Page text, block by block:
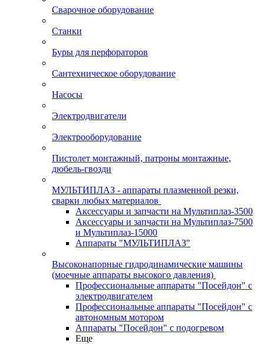
Сварочное оборудование
Станки
Буры для перфораторов
Сантехническое оборудование
Насосы
Электродвигатели
Электрооборудование
Пистолет монтажный, патроны монтажные,
дюбель-гвозди
МУЛЬТИПЛАЗ - аппараты плазменной резки,
сварки любых материалов
Аксессуары и запчасти на Мультиплаз-3500
Аксессуары и запчасти на Мультиплаз-7500
и Мультиплаз-15000
Аппараты "МУЛЬТИПЛАЗ"
Высоконапорные гидродинамические машины
(моечные аппараты высокого давления)
Профессиональные аппараты "Посейдон" с
электродвигателем
Профессиональные аппараты "Посейдон" с
автономным мотором
Аппараты "Посейдон" с подогревом
Еще